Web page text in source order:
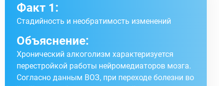
Факт 1:
Стадийность и необратимость изменений
Объяснение:
Хронический алкоголизм характеризуется
перестройкой работы нейромедиаторов мозга.
Согласно данным ВОЗ, при переходе болезни во